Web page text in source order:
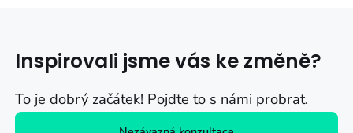
Inspirovali jsme vás ke změně?
To je dobrý začátek! Pojďte to s námi probrat.